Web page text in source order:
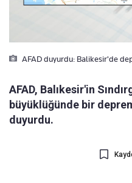
AFAD duyurdu: Balikesir'de
AFAD, Balıkesir'in
büyüklüğünde bir
duyurdu.